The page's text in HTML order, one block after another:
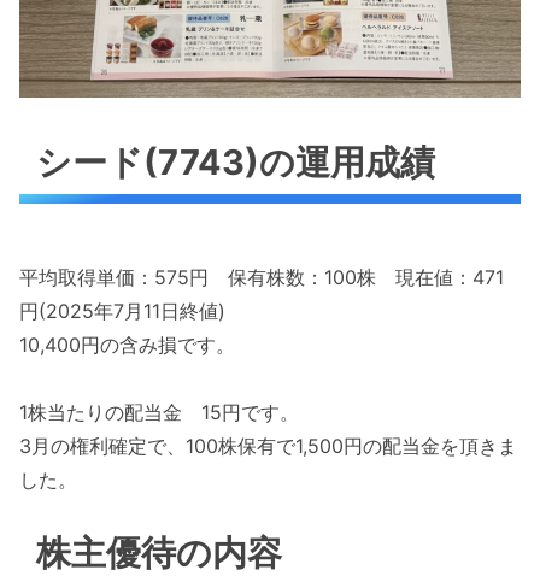
シード(7743)の運用成績
平均取得単価：575円 保有株数：100株 現在値：471
円(2025年7月11日終値)
10,400円の含み損です。
1株当たりの配当金 15円です。
3月の権利確定で、100株保有で1,500円の配当金を頂きま
した。
株主優待の内容